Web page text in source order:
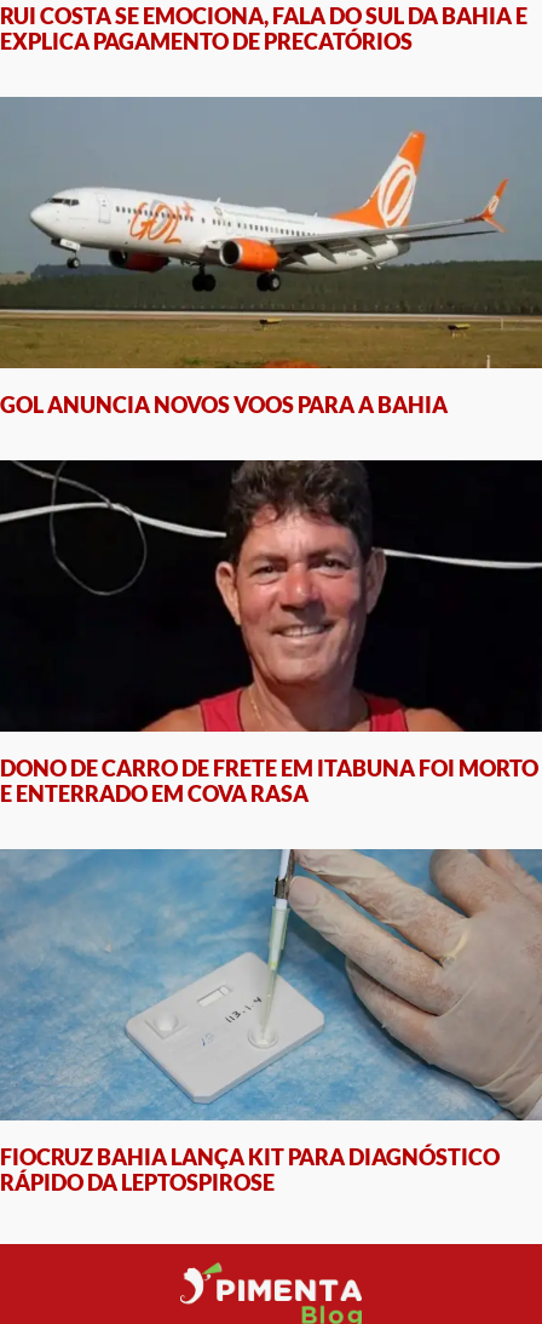
RUI COSTA SE EMOCIONA, FALA DO SUL DA BAHIA E
EXPLICA PAGAMENTO DE PRECATÓRIOS
GOL ANUNCIA NOVOS VOOS PARA A BAHIA
DONO DE CARRO DE FRETE EM ITABUNA FOI MORTO
E ENTERRADO EM COVA RASA
FIOCRUZ BAHIA LANÇA KIT PARA DIAGNÓSTICO
RÁPIDO DA LEPTOSPIROSE